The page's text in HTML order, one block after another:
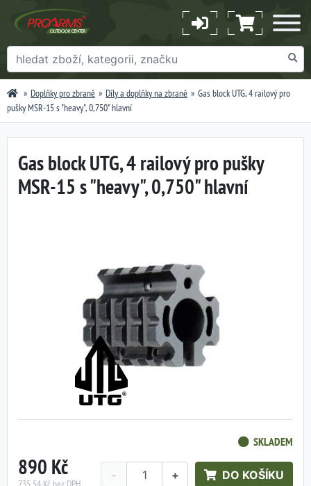
Doplňky pro zbraně Díly a doplňky na zbraně
Gas block UTG, 4 railový pro
pušky MSR-15 s "heavy", 0,750" hlavní
Gas block UTG, 4 railový pro pušky
MSR-15 s "heavy", 0,750" hlavní
SKLADEM
890 Kč +
- DO KOŠÍKU